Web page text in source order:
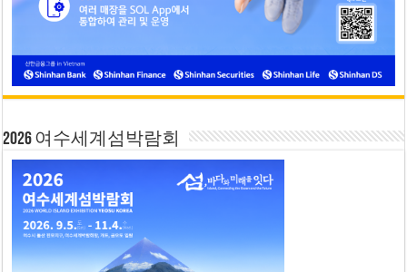
2026 여수세계섬박람회